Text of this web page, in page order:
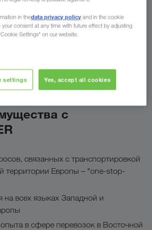
с
связанных с транспортировкой
территории Европы – "one-stop-
на всех языках Западной и
в сфере перевозок в Восточной
in thedata privacy policy and in the cookie
consent at any time with future effect by adjusting
Settings" on our website.
settings Yes, accept all cookies